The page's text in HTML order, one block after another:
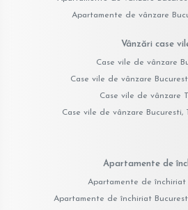
Apartamente de vânzare
Vânzări case
Case vile de vânzare
Case vile de vânzare
Case vile de vânzare
Case vile de vânzare Bucuresti,
Apartamente de
Apartamente de închiriat
Apartamente de închiriat